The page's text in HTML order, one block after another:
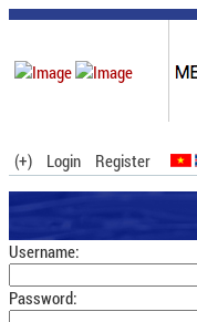
(+) Login Register
Username:
Password: